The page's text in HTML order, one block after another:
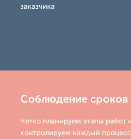
заказчика
Соблюдение сроков
Четко планируем этапы работ
контролируем каждый